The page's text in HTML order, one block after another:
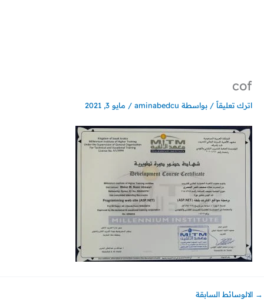
cof
اترك تعليقاً / بواسطة aminabedcu
/ مايو 3, 2021
→ الالوسائط السابقة